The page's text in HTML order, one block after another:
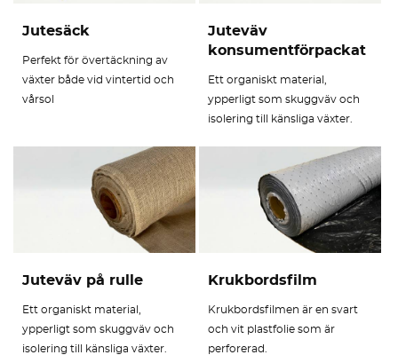
Jutesäck
Perfekt för övertäckning av
växter både vid vintertid och
vårsol
Juteväv
konsumentförpackat
Ett organiskt material,
ypperligt som skuggväv och
isolering till känsliga växter.
Juteväv på rulle
Ett organiskt material,
ypperligt som skuggväv och
isolering till känsliga växter.
Krukbordsfilm
Krukbordsfilmen är en svart
och vit plastfolie som är
perforerad.